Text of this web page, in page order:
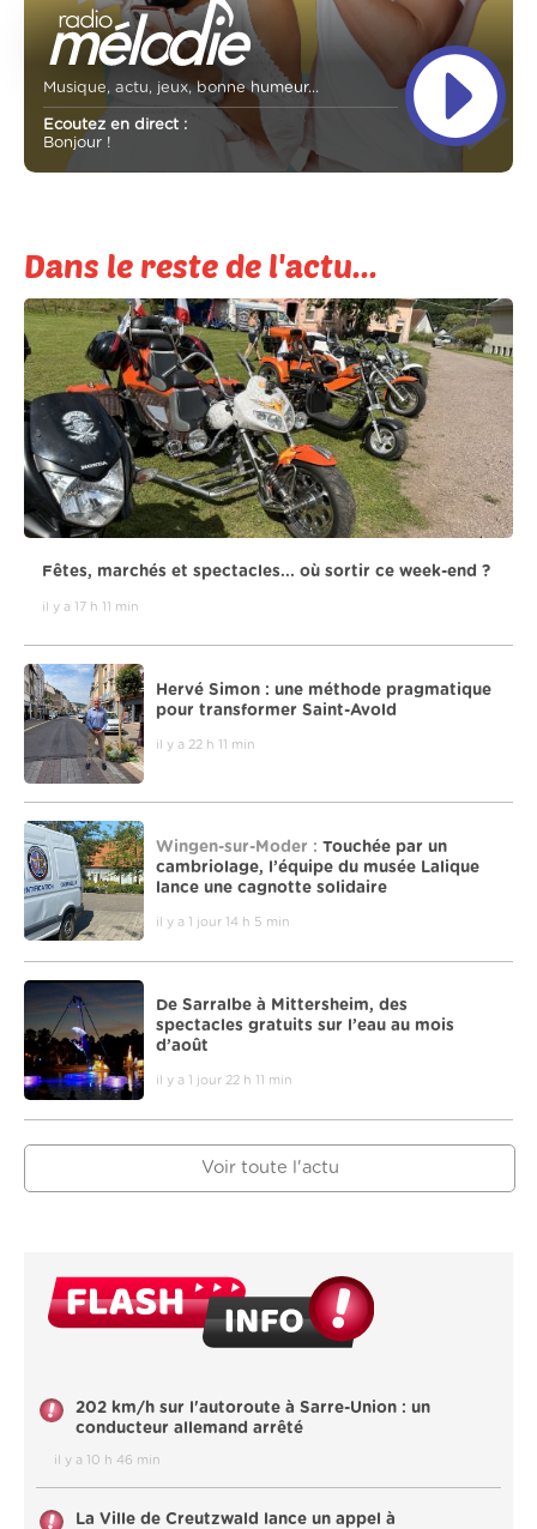
Musique, actu, jeux, bonne humeur...
Ecoutez en direct :
Bonjour !
Dans le reste de l'actu...
Fêtes, marchés et spectacles... où sortir ce week-end ?
il y a 17 h 11 min
Hervé Simon : une méthode pragmatique
pour transformer Saint-Avold
il y a 22 h 11 min
Wingen-sur-Moder : Touchée par un
cambriolage, l’équipe du musée Lalique
lance une cagnotte solidaire
il y a 1 jour 14 h 5 min
De Sarralbe à Mittersheim, des
spectacles gratuits sur l’eau au mois
d’août
il y a 1 jour 22 h 11 min
Voir toute l'actu
202 km/h sur l'autoroute à Sarre-Union : un
conducteur allemand arrêté
il y a 10 h 46 min
La Ville de Creutzwald lance un appel à